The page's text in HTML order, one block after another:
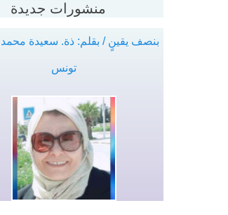
منشورات جديدة
بنصف يقينٍ / بقلم: ذة. سعيدة
تونس